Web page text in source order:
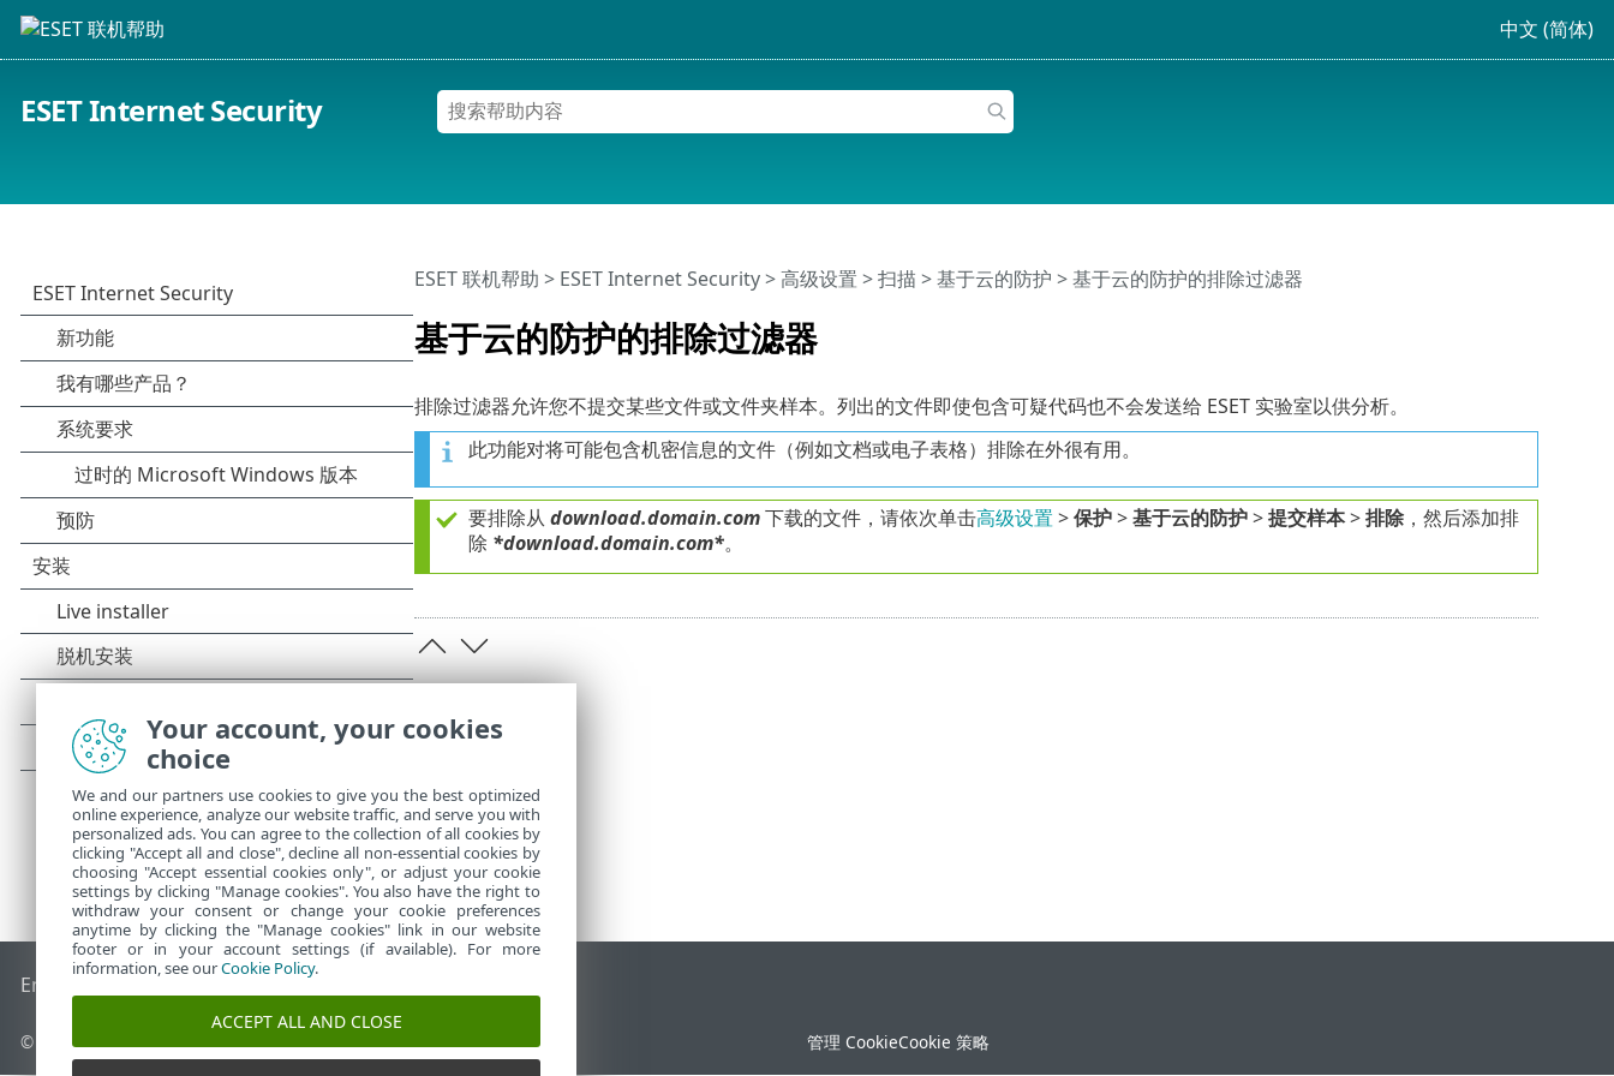
中文 (简体)
ESET Internet Security
基于云的防护的排除过滤器
ESET 联机帮助 > ESET Internet Security>高级设置 >扫描 >基于云的防护 > 基于云的防护的排除过滤器
排除过滤器允许您不提交某些文件或文件夹样本。列出的文件即使包含可疑代码也不会发送给 ESET 实验室以供分析。
此功能对将可能包含机密信息的文件（例如文档或电子表格）排除在外很有用。
要排除从 download.domain.com下载的文件，请依次单击高级设置 >保护>基于云的防护>提交样本>排除，然后添加排
除 *download.domain.com*。
End of Life ESET 知识库 ESET 论坛ESET Status Portal
© 1992 - 2025 ESET, spol. s r.o. - 保留所有权利。 管理 CookieCookie 策略
Your account, your cookies
choice
We and our partners use cookies to give you the best optimized
online experience, analyze our website traffic, and serve you with
personalized ads. You can agree to the collection of all cookies by
clicking "Accept all and close", decline all non-essential cookies by
choosing "Accept essential cookies only", or adjust your cookie
settings by clicking "Manage cookies". You also have the right to
withdraw your consent or change your cookie preferences
anytime by clicking the "Manage cookies" link in our website
footer or in your account settings (if available). For more
information, see ourCookie Policy.
ACCEPT ALL AND CLOSE